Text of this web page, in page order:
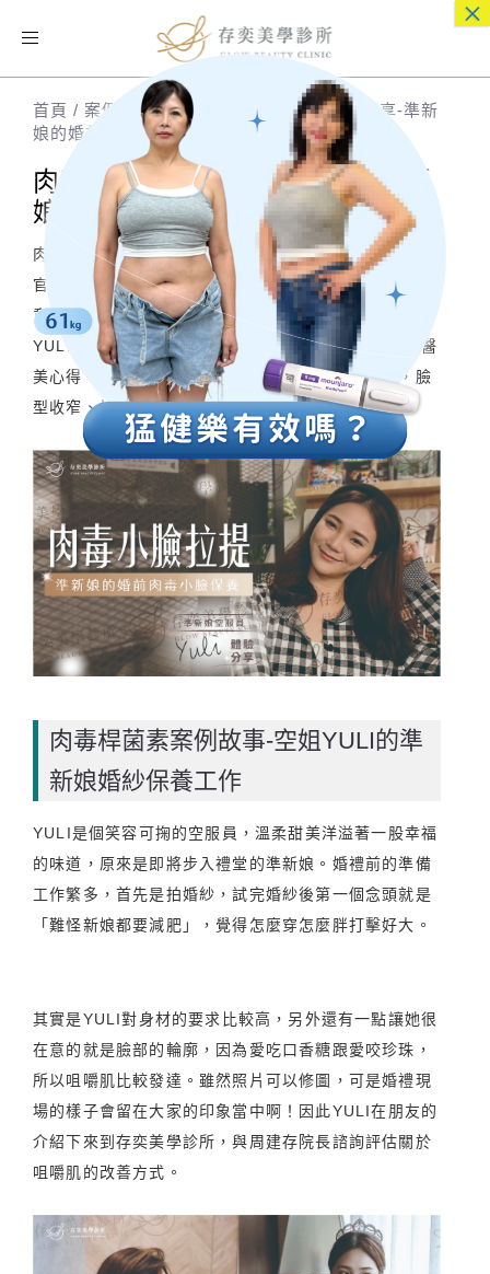
Toggle
首頁 / 案例分享/肉毒桿菌素 | 部落客案例分享-準新
娘的婚前肉毒小臉拉提保養
肉毒桿菌素 | 部落客案例分享-準新
娘的婚前肉毒小臉拉提保養
肉毒桿菌素非常有名的功效之一就是瘦小臉，亞洲人五
官較為扁平，臉形結構較寬，若喜歡咀嚼口香糖或是無
意識咬緊牙關，容易造成咀嚼肌肥厚或國字臉。讓空姐
YULI跟我們分享，她在存奕美學診所的肉毒小臉拉提醫
美心得，周建存院長如何幫助她在忙碌的婚前準備，臉
型收窄、拉提肌膚，輕鬆創造人人稱羨的小V臉。
肉毒桿菌素案例故事-空姐YULI的準
新娘婚紗保養工作
YULI是個笑容可掬的空服員，溫柔甜美洋溢著一股幸福
的味道，原來是即將步入禮堂的準新娘。婚禮前的準備
工作繁多，首先是拍婚紗，試完婚紗後第一個念頭就是
「難怪新娘都要減肥」，覺得怎麼穿怎麼胖打擊好大。
其實是YULI對身材的要求比較高，另外還有一點讓她很
在意的就是臉部的輪廓，因為愛吃口香糖跟愛咬珍珠，
所以咀嚼肌比較發達。雖然照片可以修圖，可是婚禮現
場的樣子會留在大家的印象當中啊！因此YULI在朋友的
介紹下來到存奕美學診所，與周建存院長諮詢評估關於
咀嚼肌的改善方式。
×